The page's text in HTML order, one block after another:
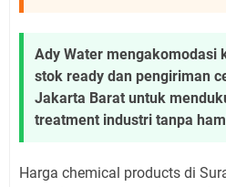
Ady Water mengakomodasi
stok ready dan pengiriman
Jakarta Barat untuk
treatment industri tanpa
Harga chemical products di